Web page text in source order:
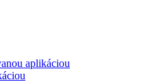
aplikáciou